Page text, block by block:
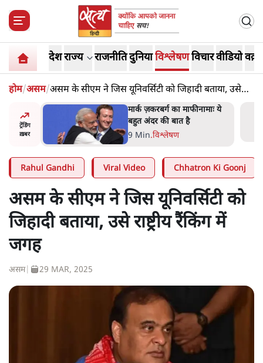
देशराज्य राजनीतिदुनियाविश्लेषणविचारवीडियो
होम/असम/असम के सीएम ने जिस यूनिवर्सिटी को जिहादी बताया, उसे
राष्ट्रीय रैंकिंग में जगह
ट्रेंडिंग
ख़बर
भागवत
मार्क ज़करबर्ग का माफीनामाः ये
बहुत अंदर की बात है
9 Min.विश्लेषण
Rahul Gandhi Viral Video Chhatron Ki Goonj
असम के सीएम ने जिस यूनिवर्सिटी को
जिहादी बताया, उसे राष्ट्रीय रैंकिंग में
जगह
असम| 29 MAR, 2025